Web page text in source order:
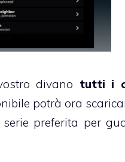
divano tutti i
potrà ora
preferita per